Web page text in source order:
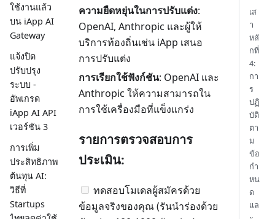
ใช้งานแล้ว
บน iApp AI
Gateway
แจ้งปิด
ปรับปรุง
ระบบ -
อัพเกรด
iApp AI API
เวอร์ชัน 3
การเพิ่ม
ประสิทธิภาพ
ต้นทุน AI:
วิธีที่
Startups
ความยืดหยุ่นในการปรับแต่ง:
OpenAI, Anthropic และผู้ให้
บริการท้องถิ่นเช่น iApp เสนอ
การปรับแต่ง
การเรียกใช้ฟังก์ชัน: OpenAI และ
Anthropic ให้ความสามารถใน
การใช้เครื่องมือที่แข็งแกร่ง
รายการตรวจสอบการ
ประเมิน:
ทดสอบโมเดลผู้สมัครด้วย
ข้อมูลจริงของคุณ (รันนำร่องด้วย
เส
า
หลั
กที่
4:
กา
ร
ปฏิ
บัติ
ตา
ม
ข้อ
กำ
หน
ด
แล